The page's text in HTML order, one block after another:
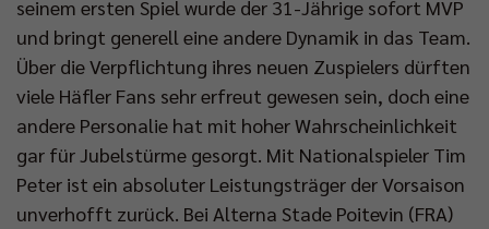
seinem ersten Spiel wurde der 31-Jährige sofort MVP
und bringt generell eine andere Dynamik in das Team.
Über die Verpflichtung ihres neuen Zuspielers dürften
viele Häfler Fans sehr erfreut gewesen sein, doch eine
andere Personalie hat mit hoher Wahrscheinlichkeit
gar für Jubelstürme gesorgt. Mit Nationalspieler Tim
Peter ist ein absoluter Leistungsträger der Vorsaison
unverhofft zurück. Bei Alterna Stade Poitevin (FRA)